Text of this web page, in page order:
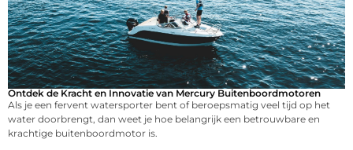
Ontdek de Kracht en Innovatie van Mercury Buitenboordmotoren
Als je een fervent watersporter bent of beroepsmatig veel tijd op het
water doorbrengt, dan weet je hoe belangrijk een betrouwbare en
krachtige buitenboordmotor is.